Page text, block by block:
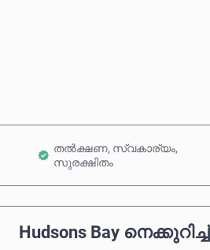
തൽക്ഷണ, സ്വകാര്യം,
സുരക്ഷിതം
Hudsons Bay നെക്കുറിച്ച്